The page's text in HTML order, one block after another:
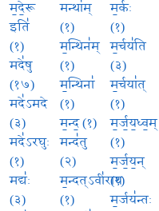
म॒दे॒रू
इति॑
(१)
मदे॑षु
(१७)
मदे॑ऽमदे
(३)
मदे॑ऽरघुः
(१)
मद्यः॑
(३)
मन्था॑म्
(१)
म॒न्थिन॑म्
(१)
म॒न्थिना॑
(१)
म॒न्द॒ (१)
मन्द॑तु
(२)
म॒न्दत्ऽवी॑राय
(१)
म॒र्कः
(१)
म॒र्चय॑ति
(३)
म॒र्चया॑त्
(१)
म॒र्ज॒य॒ध्व॒म्
(१)
म॒र्ज॒य॒न्
(१)
म॒र्जय॑न्तः